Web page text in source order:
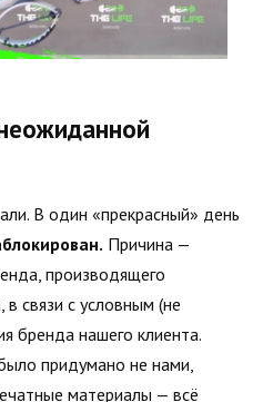
В один «прекрасный» день
Причина —
производящего
связи с условным (не
бренда нашего клиента.
придумано не нами,
материалы — всё